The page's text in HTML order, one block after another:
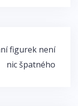
figurek není
nic špatného